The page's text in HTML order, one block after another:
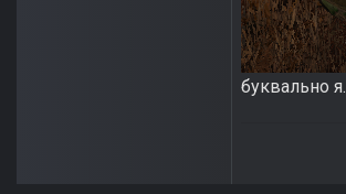
буквально я.